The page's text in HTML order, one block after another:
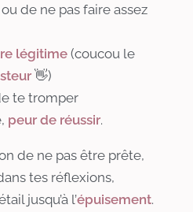
de ne pas faire assez
légitime (coucou le
👋)
te tromper
peur de réussir.
de ne pas être prête,
tes réflexions,
jusqu’à l’épuisement.